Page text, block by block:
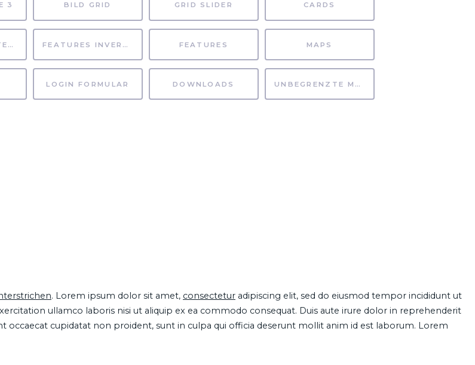
3 BILD GRID GRID SLIDER CARDS
FEATURES HINTERGRUND FEATURES INVERTIERT FEATURES MAPS
LOGIN FORMULAR DOWNLOADS UNBEGRENZTE MÖGLICHKEITEN
. Lorem ipsum dolor sit amet, consectetur adipiscing elit, sed do eiusmod tempor incididunt ut
ullamco laboris nisi ut aliquip ex ea commodo consequat. Duis aute irure dolor in reprehenderit
occaecat cupidatat non proident, sunt in culpa qui officia deserunt mollit anim id est laborum. Lorem